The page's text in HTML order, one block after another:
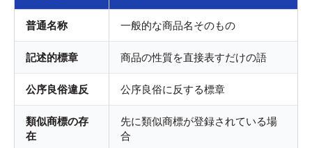
普通名称 一般的な商品名そのもの
記述的標章 商品の性質を直接表すだけの語
公序良俗違反 公序良俗に反する標章
類似商標の存
在
先に類似商標が登録されている場
合